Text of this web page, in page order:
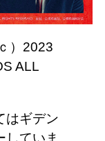
）2023
ALL
はギデン
していま